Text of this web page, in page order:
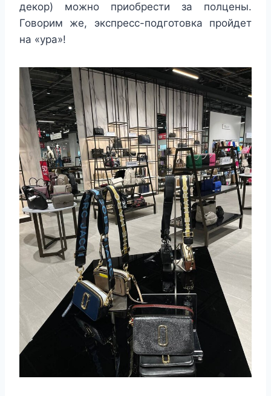
декор) можно приобрести за полцены.
Говорим же, экспресс-подготовка пройдет
на «ура»!